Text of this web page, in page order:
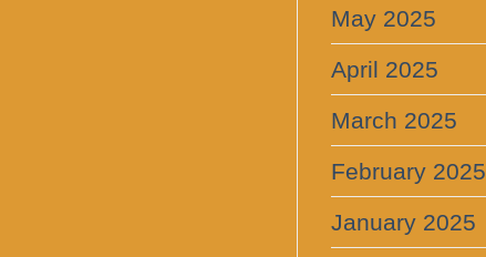
May 2025
April 2025
March 2025
February 2025
January 2025